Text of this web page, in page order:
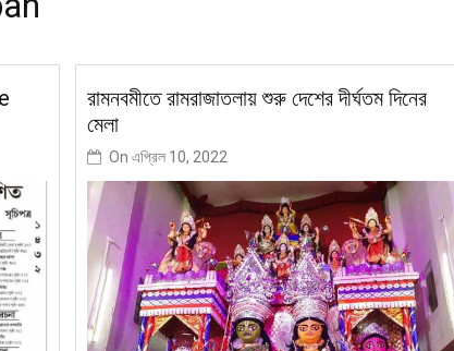
রামনবমীতে রামরাজাতলায় শুরু দেশের দীর্ঘতম দিনের
মেলা
Onএপ্রিল 10, 2022